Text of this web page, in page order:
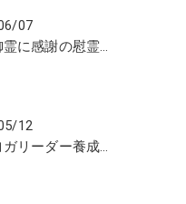
07
先人の御霊に感謝の慰霊の旅
12
「笑いヨガリーダー養成講座」開講